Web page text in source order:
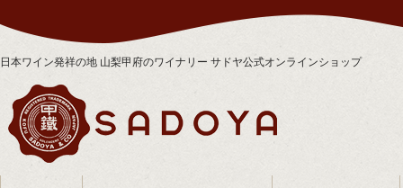
日本ワイン発祥の地 山梨甲府のワイナリー サドヤ公式オンラインショップ